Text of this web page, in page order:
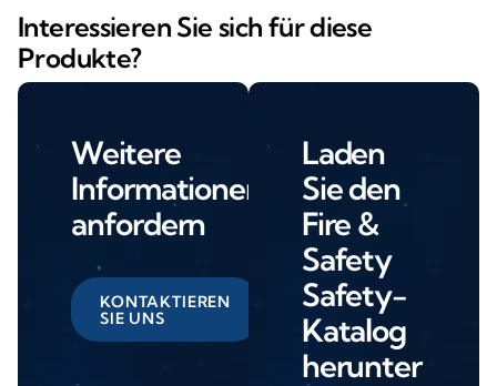
Interessieren Sie sich für diese
Produkte?
Weitere
Informationen
anfordern
KONTAKTIEREN
SIE UNS
Laden
Sie den
Fire &
Safety
Safety-
Katalog
herunter